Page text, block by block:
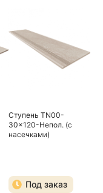
Ступень TN00-
30x120-Непол. (с
насечками)
Под заказ